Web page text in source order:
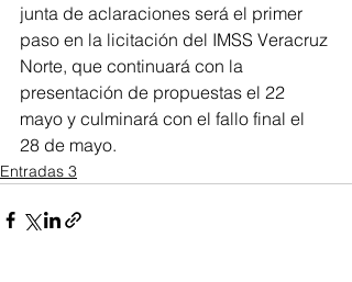
junta de aclaraciones será el primer
paso en la licitación del IMSS Veracruz
Norte, que continuará con la
presentación de propuestas el 22
mayo y culminará con el fallo final el
28 de mayo.
Entradas 3